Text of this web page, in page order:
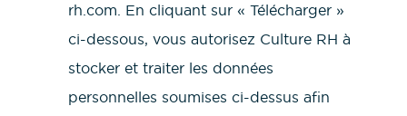
rh.com. En cliquant sur « Télécharger »
ci-dessous, vous autorisez Culture RH à
stocker et traiter les données
personnelles soumises ci-dessus afin